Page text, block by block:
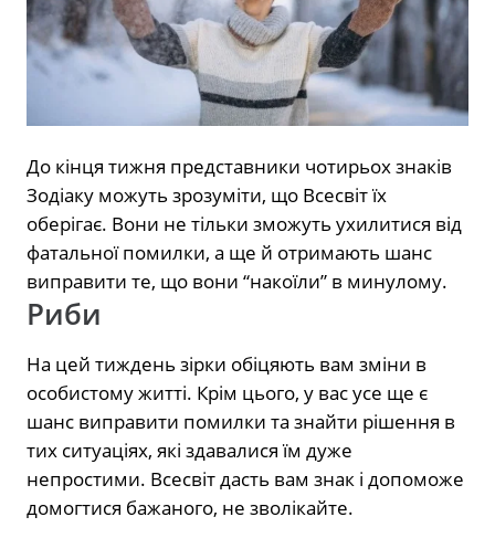
До кінця тижня представники чотирьох знаків
Зодіаку можуть зрозуміти, що Всесвіт їх
оберігає. Вони не тільки зможуть ухилитися від
фатальної помилки, а ще й отримають шанс
виправити те, що вони “накоїли” в минулому.
Риби
На цей тиждень зірки обіцяють вам зміни в
особистому житті. Крім цього, у вас усе ще є
шанс виправити помилки та знайти рішення в
тих ситуаціях, які здавалися їм дуже
непростими. Всесвіт дасть вам знак і допоможе
домогтися бажаного, не зволікайте.